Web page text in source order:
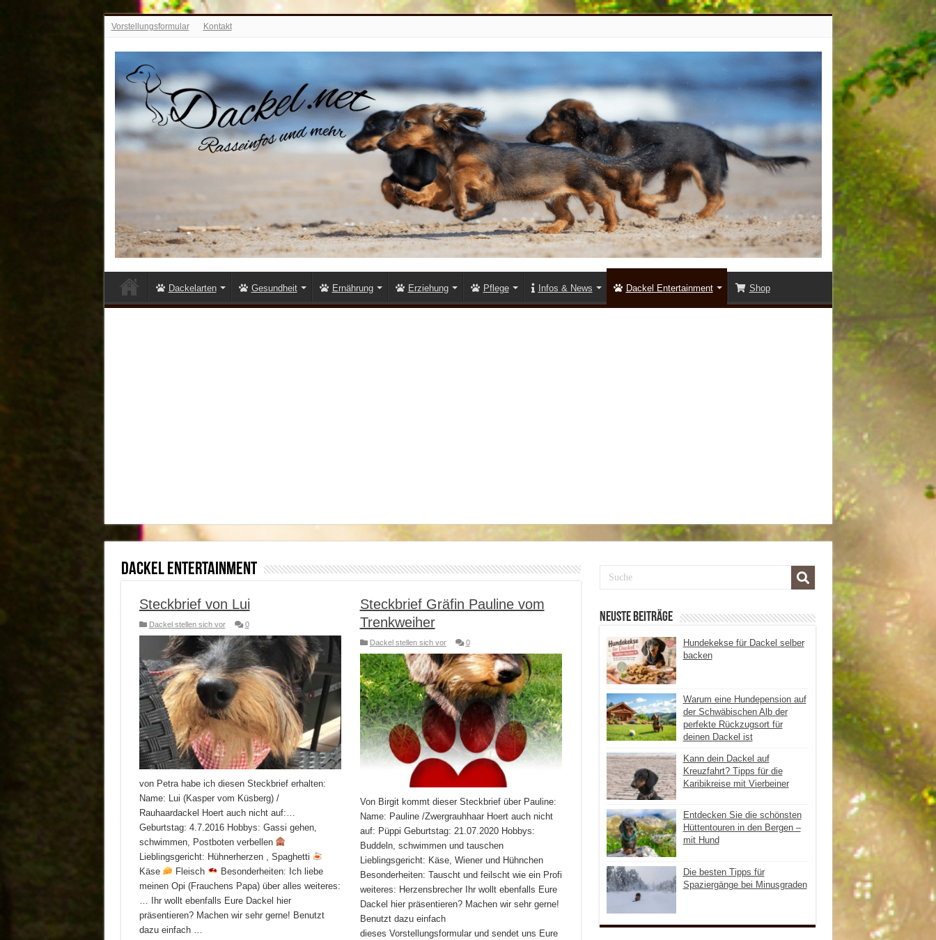
Vorstellungsformular Kontakt
Dackelarten Gesundheit Ernährung Erziehung Pflege Infos & News Dackel Entertainment Shop
Dackel Entertainment
Steckbrief von Lui
Dackel stellen sich vor 0
von Petra habe ich diesen Steckbrief erhalten:
Name: Lui (Kasper vom Küsberg) /
Rauhaardackel Hoert auch nicht auf:…
Geburtstag: 4.7.2016 Hobbys: Gassi gehen,
schwimmen, Postboten verbellen
Lieblingsgericht: Hühnerherzen , Spaghetti
Käse
Fleisch
Besonderheiten: Ich liebe
meinen Opi (Frauchens Papa) über alles weiteres:
… Ihr wollt ebenfalls Eure Dackel hier
präsentieren? Machen wir sehr gerne! Benutzt
dazu einfach …
Steckbrief Gräfin Pauline vom
Trenkweiher
Dackel stellen sich vor 0
Von Birgit kommt dieser Steckbrief über Pauline:
Name: Pauline /Zwergrauhhaar Hoert auch nicht
auf: Püppi Geburtstag: 21.07.2020 Hobbys:
Buddeln, schwimmen und tauschen
Lieblingsgericht: Käse, Wiener und Hühnchen
Besonderheiten: Tauscht und feilscht wie ein Profi
weiteres: Herzensbrecher Ihr wollt ebenfalls Eure
Dackel hier präsentieren? Machen wir sehr gerne!
Benutzt dazu einfach
dieses Vorstellungsformular und sendet uns Eure
Neuste Beiträge
Hundekekse für Dackel selber
backen
Warum eine Hundepension auf
der Schwäbischen Alb der
perfekte Rückzugsort für
deinen Dackel ist
Kann dein Dackel auf
Kreuzfahrt? Tipps für die
Karibikreise mit Vierbeiner
Entdecken Sie die schönsten
Hüttentouren in den Bergen –
mit Hund
Die besten Tipps für
Spaziergänge bei Minusgraden